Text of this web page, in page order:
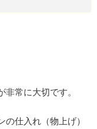
常に大切です。
仕入れ（物上げ）